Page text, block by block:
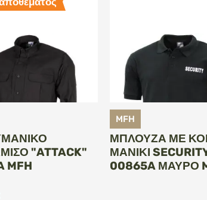
"ATTACK"
MFH
MFH
ΜΠΛΟΎΖΑ ΜΕ
ΜΑΝΊΚΙ
00865A ΜΑΎΡΟ